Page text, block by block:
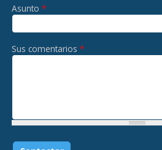
Asunto *
Sus comentarios *